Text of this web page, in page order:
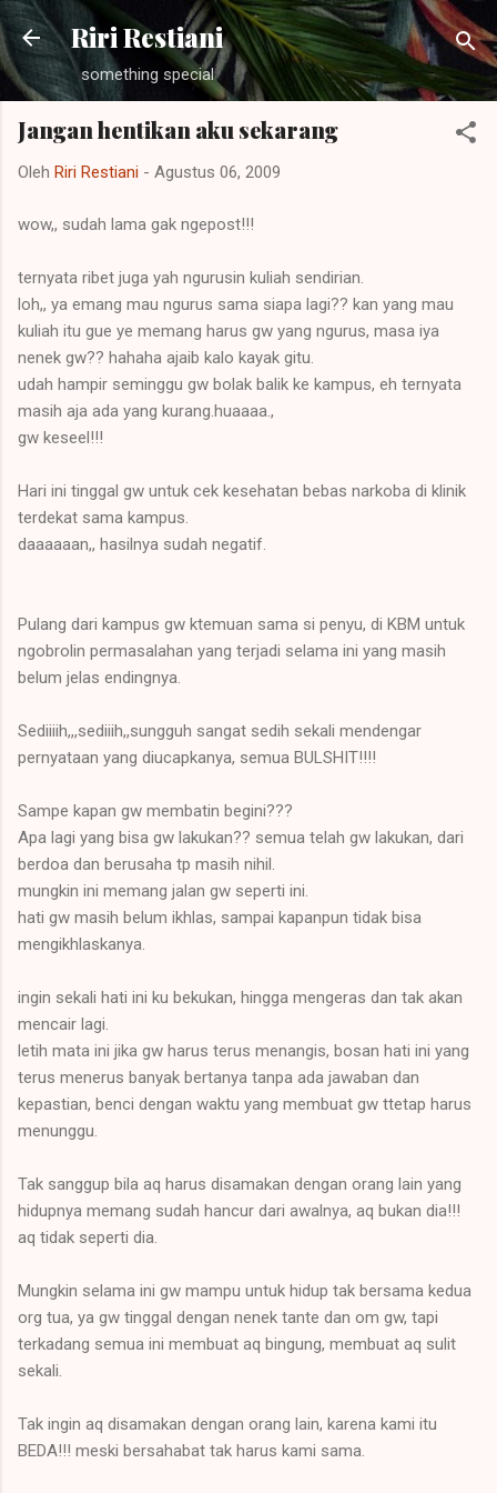
Langsung ke konten utama
Riri Restiani
something special
Jangan hentikan aku sekarang
Oleh Riri Restiani - Agustus 06, 2009
wow,, sudah lama gak ngepost!!!
ternyata ribet juga yah ngurusin kuliah sendirian.
loh,, ya emang mau ngurus sama siapa lagi?? kan yang mau
kuliah itu gue ye memang harus gw yang ngurus, masa iya
nenek gw?? hahaha ajaib kalo kayak gitu.
udah hampir seminggu gw bolak balik ke kampus, eh ternyata
masih aja ada yang kurang.huaaaa.,
gw keseel!!!
Hari ini tinggal gw untuk cek kesehatan bebas narkoba di klinik
terdekat sama kampus.
daaaaaan,, hasilnya sudah negatif.
Pulang dari kampus gw ktemuan sama si penyu, di KBM untuk
ngobrolin permasalahan yang terjadi selama ini yang masih
belum jelas endingnya.
Sediiiih,,,sediiih,,sungguh sangat sedih sekali mendengar
pernyataan yang diucapkanya, semua BULSHIT!!!!
Sampe kapan gw membatin begini???
Apa lagi yang bisa gw lakukan?? semua telah gw lakukan, dari
berdoa dan berusaha tp masih nihil.
mungkin ini memang jalan gw seperti ini.
hati gw masih belum ikhlas, sampai kapanpun tidak bisa
mengikhlaskanya.
ingin sekali hati ini ku bekukan, hingga mengeras dan tak akan
mencair lagi.
letih mata ini jika gw harus terus menangis, bosan hati ini yang
terus menerus banyak bertanya tanpa ada jawaban dan
kepastian, benci dengan waktu yang membuat gw ttetap harus
menunggu.
Tak sanggup bila aq harus disamakan dengan orang lain yang
hidupnya memang sudah hancur dari awalnya, aq bukan dia!!!
aq tidak seperti dia.
Mungkin selama ini gw mampu untuk hidup tak bersama kedua
org tua, ya gw tinggal dengan nenek tante dan om gw, tapi
terkadang semua ini membuat aq bingung, membuat aq sulit
sekali.
Tak ingin aq disamakan dengan orang lain, karena kami itu
BEDA!!! meski bersahabat tak harus kami sama.